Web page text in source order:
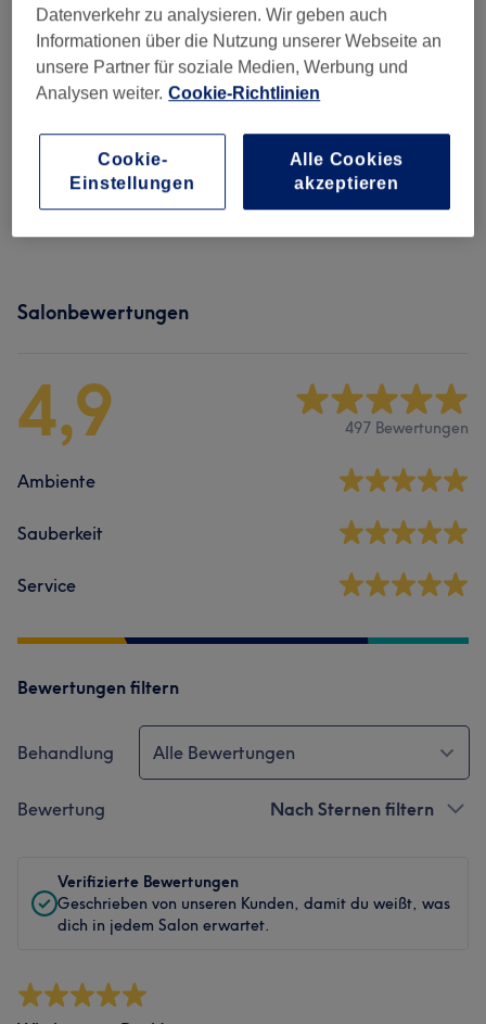
Damen - Haarschnitte & Stylings ( 4) ab 16 €
Kinder - Haarschnitte & Stylings (2) 22 €
Haarkuren & Pflege ab 8 €
Salonbewertungen
4,9 497 Bewertungen
Ambiente
Sauberkeit
Service
Bewertungen filtern
Behandlung Alle Bewertungen
Bewertung Nach Sternen filtern
Verifizierte Bewertungen
Geschrieben von unseren Kunden, damit du weißt, was
dich in jedem Salon erwartet.
Datenverkehr zu analysieren. Wir geben auch
Informationen über die Nutzung unserer Webseite an
unsere Partner für soziale Medien, Werbung und
Analysen weiter. Cookie-Richtlinien
Cookie-
Einstellungen
Alle Cookies
akzeptieren